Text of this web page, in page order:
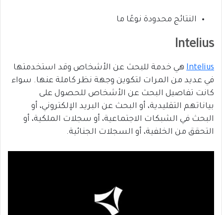
النتائج محدودة نوعًا ما
Intelius
Intelius هي خدمة للبحث عن الأشخاص وقد استخدمتها
في عديد من المرات لتكوين وجهة نظر كاملة عنها. سواء
كانت تفاصيل البحث عن الأشخاص للحصول على
بياناتهم التقليدية، أو البحث عن البريد الإلكتروني، أو
البحث في الشبكات الاجتماعية، أو سجلات الملكية، أو
التحقق من الخلفية، أو السجلات الجنائية.